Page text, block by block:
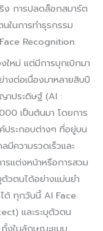
การปลดล็อกสมาร์ต
ในการทำธุรกรรม
Recognition
ใหม่ แต่มีการบุกเบิกมา
งต่อเนื่องมาหลายสิบปี
าประดิษฐ์ (AI :
เป็นต้นมา โดยการ
ประกอบต่างๆ ที่อยู่บน
ความรวดเร็วและ
รแต่งหน้าหรือการสวม
วตนได้อย่างแม่นยำ
ด้ ทุกวันนี้ AI Face
และระบุตัวตน